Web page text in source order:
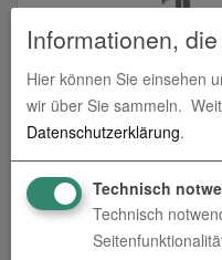
Faltpavillon | 3x6 |
zum Artikel
Informationen,
Hier können Sie einsehen
wir über Sie sammeln.
Datenschutzerklärung.
Technisch
Technisch